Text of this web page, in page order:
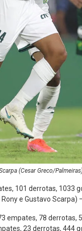
(Cesar Greco/
101 derrotas, 1033
e Gustavo
empates, 78 derrotas,
23 derrotas, 444